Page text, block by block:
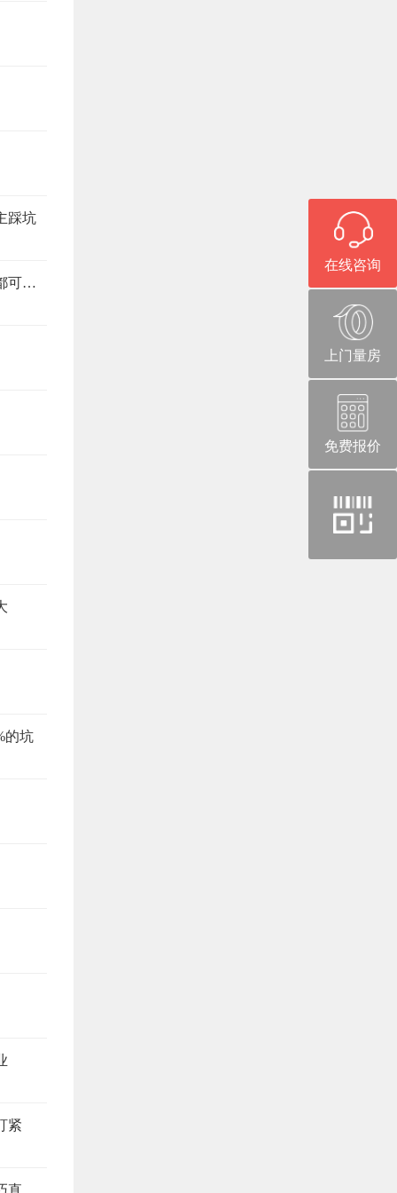
在线咨询
上门量房
免费报价
微
踩坑
旧房改造避坑指南，这6个注意事项，少看一个都可能返工
的坑
紧